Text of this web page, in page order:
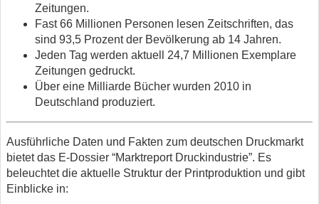
Zeitungen.
Fast 66 Millionen Personen lesen Zeitschriften, das
sind 93,5 Prozent der Bevölkerung ab 14 Jahren.
Jeden Tag werden aktuell 24,7 Millionen Exemplare
Zeitungen gedruckt.
Über eine Milliarde Bücher wurden 2010 in
Deutschland produziert.
Ausführliche Daten und Fakten zum deutschen Druckmarkt
bietet das E-Dossier “Marktreport Druckindustrie”. Es
beleuchtet die aktuelle Struktur der Printproduktion und gibt
Einblicke in: